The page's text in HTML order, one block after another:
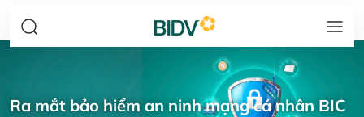
Ra mắt bảo hiểm an ninh mạng cá nhân BIC